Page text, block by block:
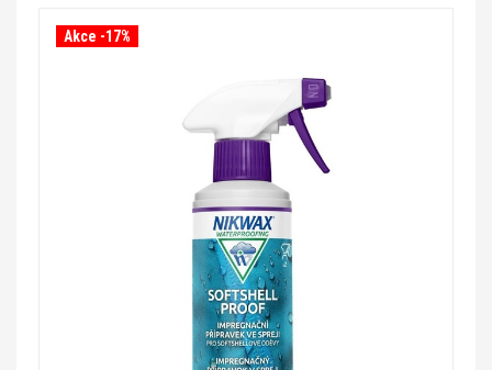
Akce -17%